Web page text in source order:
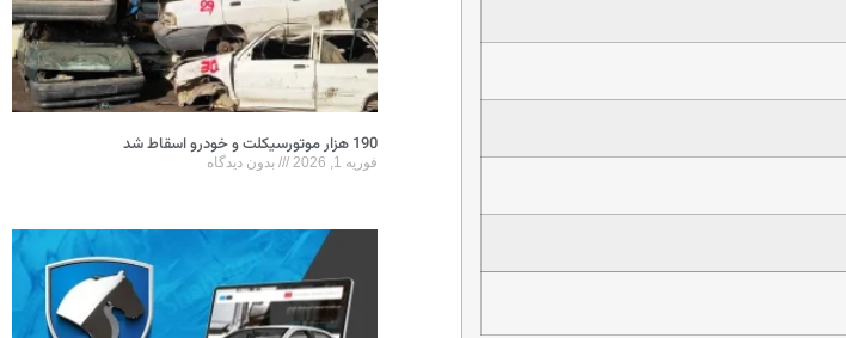
190 هزار موتورسیکلت و خودرو اسقاط شد
فوریه 1, 2026 بدون دیدگاه